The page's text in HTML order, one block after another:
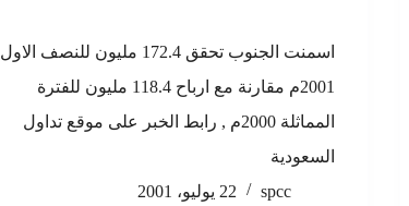
اسمنت الجنوب تحقق 172.4 مليون للنصف الاول
2001م مقارنة مع ارباح 118.4 مليون للفترة
المماثلة 2000م , رابط الخبر على موقع تداول
السعودية
spcc
22 يوليو، 2001